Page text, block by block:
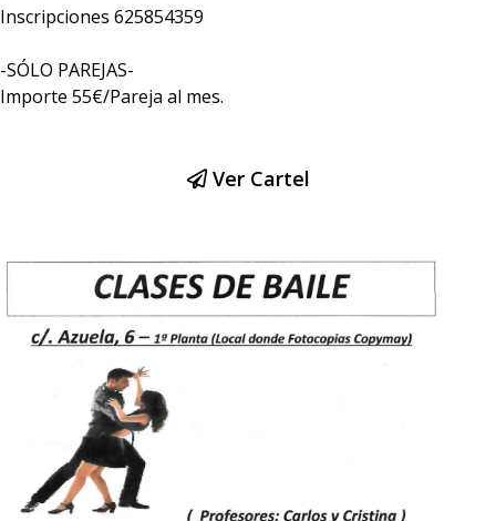
Inscripciones 625854359
-SÓLO PAREJAS-
Importe 55€/Pareja al mes.
Ver Cartel